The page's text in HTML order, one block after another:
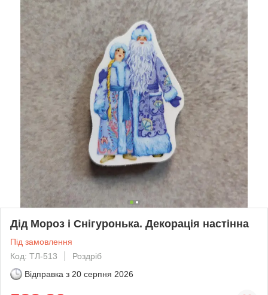
Дід Мороз і Снігуронька. Декорація настінна
Під замовлення
Код: ТЛ-513
Роздріб
Відправка з 20 серпня 2026